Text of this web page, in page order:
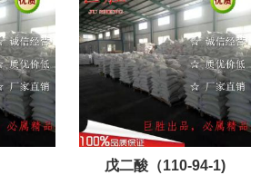
戊二酸（110-94-1)